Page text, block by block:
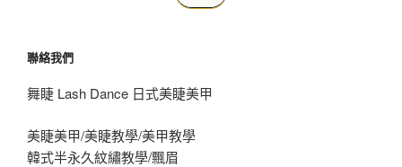
聯絡我們
舞睫 Lash Dance 日式美睫美甲
美睫美甲/美睫教學/美甲教學
韓式半永久紋繡教學/飄眉